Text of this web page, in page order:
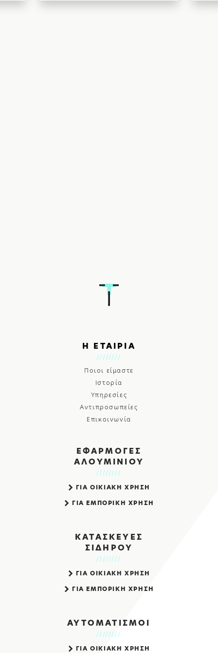
Η ΕΤΑΙΡΙΑ
Ποιοι είμαστε
Ιστορία
Υπηρεσίες
Αντιπροσωπείες
Επικοινωνία
ΕΦΑΡΜΟΓΕΣ
ΑΛΟΥΜΙΝΙΟΥ
ΓΙΑ ΟΙΚΙΑΚΗ ΧΡΗΣΗ
ΓΙΑ ΕΜΠΟΡΙΚΗ ΧΡΗΣΗ
ΚΑΤΑΣΚΕΥΕΣ
ΣΙΔΗΡΟΥ
ΓΙΑ ΟΙΚΙΑΚΗ ΧΡΗΣΗ
ΓΙΑ ΕΜΠΟΡΙΚΗ ΧΡΗΣΗ
ΑΥΤΟΜΑΤΙΣΜΟΙ
ΓΙΑ ΟΙΚΙΑΚΗ ΧΡΗΣΗ